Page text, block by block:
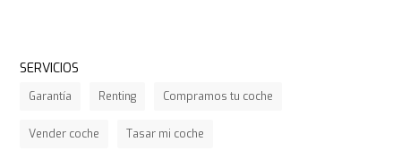
SERVICIOS
Garantía Renting Compramos tu coche
Vender coche Tasar mi coche